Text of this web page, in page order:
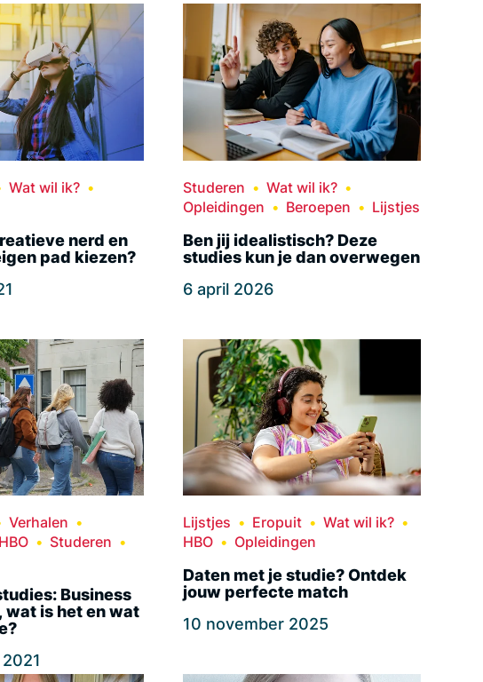
Wat wil ik?
nerd en
pad kiezen?
Studeren
Wat wil ik?
Opleidingen
Beroepen Lijstjes
Ben jij idealistisch? Deze
studies kun je dan overwegen
6 april 2026
Verhalen
HBO
Studeren
Business
wat is het en wat
Lijstjes Eropuit
Wat wil ik?
HBO
Opleidingen
Daten met je studie? Ontdek
jouw perfecte match
10 november 2025